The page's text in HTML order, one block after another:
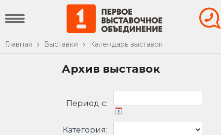
Главная Выставки Календарь выставок
Архив выставок
Период c:
Категория: